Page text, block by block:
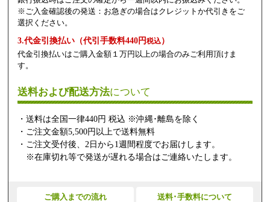
※ご入金確認後の発送：お急ぎの場合はクレジットか代引きをご
選択ください。
3.代金引換払い（代引手数料440円税込）
代金引換払いはご購入金額１万円以上の場合のみご利用頂けま
す。
送料および配送方法について
・送料は全国一律440円 税込 ※沖縄･離島を除く
・ご注文金額5,500円以上で送料無料
・ご注文受付後、2日から1週間程度でお届けします。
※在庫切れ等で発送が遅れる場合はご連絡いたします。
ご購入までの流れ 送料･手数料について